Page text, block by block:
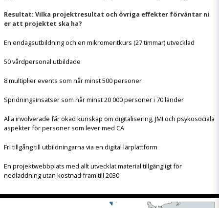
Resultat: Vilka projektresultat och övriga effekter förväntar ni
er att projektet ska ha?
En endagsutbildning och en mikromeritkurs (27 timmar) utvecklad
50 vårdpersonal utbildade
8 multiplier events som når minst 500 personer
Spridningsinsatser som når minst 20 000 personer i 70 länder
Alla involverade får ökad kunskap om digitalisering, JMI och psykosociala
aspekter för personer som lever med CA
Fri tillgång till utbildningarna via en digital lärplattform
En projektwebbplats med allt utvecklat material tillgängligt för
nedladdning utan kostnad fram till 2030